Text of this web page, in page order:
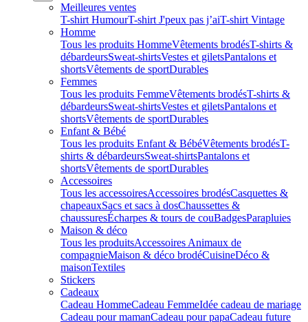
Meilleures ventes
T-shirt HumourT-shirt J'peux pas j’aiT-shirt Vintage
Homme
Tous les produits HommeVêtements brodésT-shirts &
débardeursSweat-shirtsVestes et giletsPantalons et
shortsVêtements de sportDurables
Femmes
Tous les produits FemmeVêtements brodésT-shirts &
débardeursSweat-shirtsVestes et giletsPantalons et
shortsVêtements de sportDurables
Enfant & Bébé
Tous les produits Enfant & BébéVêtements brodésT-
shirts & débardeursSweat-shirtsPantalons et
shortsVêtements de sportDurables
Accessoires
Tous les accessoiresAccessoires brodésCasquettes &
chapeauxSacs et sacs à dosChaussettes &
chaussuresÉcharpes & tours de couBadgesParapluies
Maison & déco
Tous les produitsAccessoires Animaux de
compagnieMaison & déco brodéCuisineDéco &
maisonTextiles
Stickers
Cadeaux
Cadeau HommeCadeau FemmeIdée cadeau de mariage​
Cadeau pour mamanCadeau pour papaCadeau future